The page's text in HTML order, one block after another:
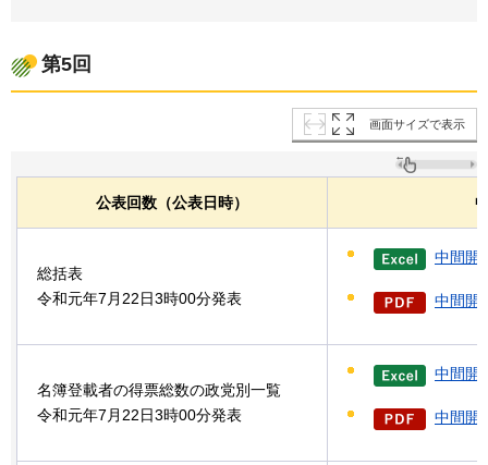
第5回
画面サイズで表示
公表回数（公表日時）
総括表
令和元年7月22日3時00分発表
中間開
中間開
名簿登載者の得票総数の政党別一覧
令和元年7月22日3時00分発表
中間開
中間開